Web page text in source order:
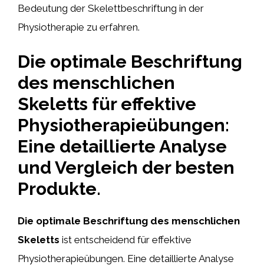
Bedeutung der Skelettbeschriftung in der
Physiotherapie zu erfahren.
Die optimale Beschriftung
des menschlichen
Skeletts für effektive
Physiotherapieübungen:
Eine detaillierte Analyse
und Vergleich der besten
Produkte.
Die optimale Beschriftung des menschlichen
Skeletts ist entscheidend für effektive
Physiotherapieübungen. Eine detaillierte Analyse